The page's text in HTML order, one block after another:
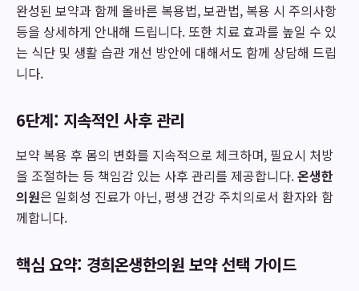
완성된 보약과 함께 올바른 복용법, 보관법, 복용 시 주의사항
등을 상세하게 안내해 드립니다. 또한 치료 효과를 높일 수 있
는 식단 및 생활 습관 개선 방안에 대해서도 함께 상담해 드립
니다.
6단계: 지속적인 사후 관리
보약 복용 후 몸의 변화를 지속적으로 체크하며, 필요시 처방
을 조절하는 등 책임감 있는 사후 관리를 제공합니다.온생한
의원은 일회성 진료가 아닌, 평생 건강 주치의로서 환자와 함
께합니다.
핵심 요약: 경희온생한의원 보약 선택 가이드